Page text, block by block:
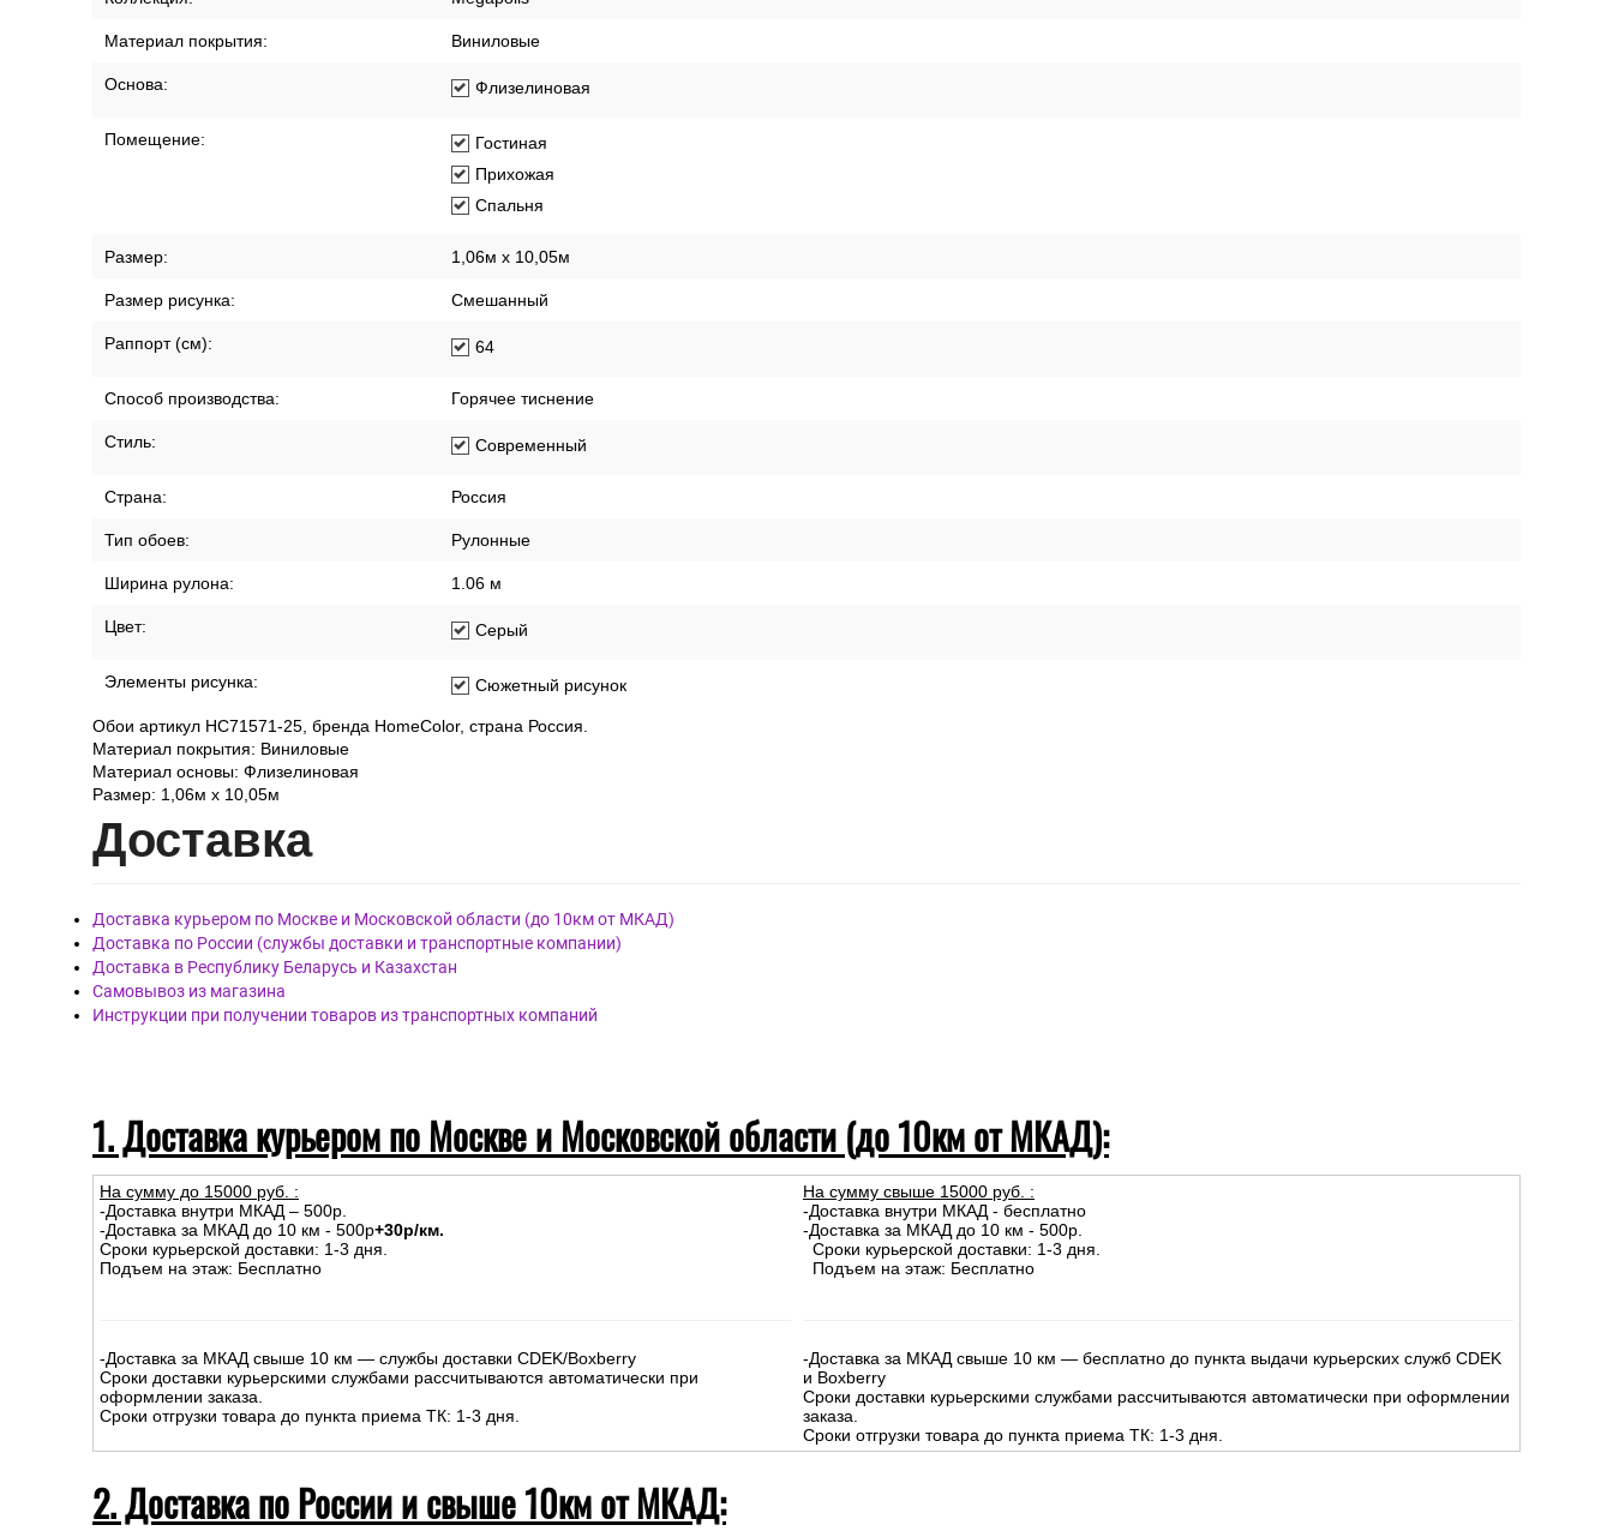
Материал покрытия: Виниловые
Основа: Флизелиновая
Помещение:
Гостиная
Прихожая
Спальня
Размер: 1,06м х 10,05м
Размер рисунка: Смешанный
Раппорт (см): 64
Способ производства: Горячее тиснение
Стиль: Современный
Страна: Россия
Тип обоев: Рулонные
Ширина рулона: 1.06 м
Цвет: Серый
Элементы рисунка: Сюжетный рисунок
Обои артикул HC71571-25, бренда HomeColor, страна Россия.
Материал покрытия: Виниловые
Материал основы: Флизелиновая
Размер: 1,06м х 10,05м
Доставка
Доставка курьером по Москве и Московской области (до 10км от МКАД)
Доставка по России (службы доставки и транспортные компании)
Доставка в Республику Беларусь и Казахстан
Самовывоз из магазина
Инструкции при получении товаров из транспортных компаний
1. Доставка курьером по Москве и Московской области (до 10км от МКАД):
На сумму до 15000 руб. :
-Доставка внутри МКАД – 500р.
-Доставка за МКАД до 10 км - 500р+30р/км.
Сроки курьерской доставки: 1-3 дня.
Подъем на этаж: Бесплатно
-Доставка за МКАД свыше 10 км — службы доставки CDEK/Boxberry
Сроки доставки курьерскими службами рассчитываются автоматически при
оформлении заказа.
Сроки отгрузки товара до пункта приема ТК: 1-3 дня.
На сумму свыше 15000 руб. :
-Доставка внутри МКАД - бесплатно
-Доставка за МКАД до 10 км - 500р.
Сроки курьерской доставки: 1-3 дня.
Подъем на этаж: Бесплатно
-Доставка за МКАД свыше 10 км — бесплатно до пункта выдачи курьерских служб CDEK
и Boxberry
Сроки доставки курьерскими службами рассчитываются автоматически при оформлении
заказа.
Сроки отгрузки товара до пункта приема ТК: 1-3 дня.
2. Доставка по России и свыше 10км от МКАД: